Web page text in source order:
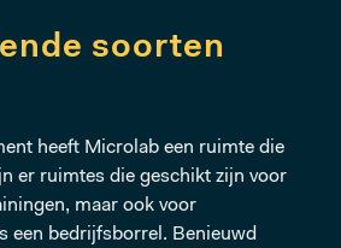
soorten
heeft Microlab een ruimte die
er ruimtes die geschikt zijn voor
maar ook voor
een bedrijfsborrel. Benieuwd